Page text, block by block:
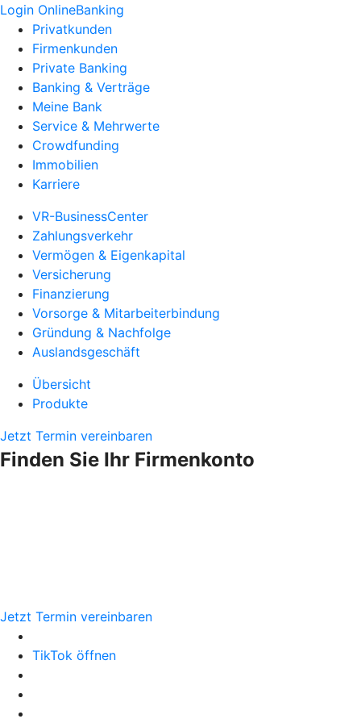
Login OnlineBanking
Privatkunden
Firmenkunden
Private Banking
Banking & Verträge
Meine Bank
Service & Mehrwerte
Crowdfunding
Immobilien
Karriere
VR-BusinessCenter
Zahlungsverkehr
Vermögen & Eigenkapital
Versicherung
Finanzierung
Vorsorge & Mitarbeiterbindung
Gründung & Nachfolge
Auslandsgeschäft
Übersicht
Produkte
Jetzt Termin vereinbaren
Finden Sie Ihr Firmenkonto
Jetzt Termin vereinbaren
TikTok öffnen